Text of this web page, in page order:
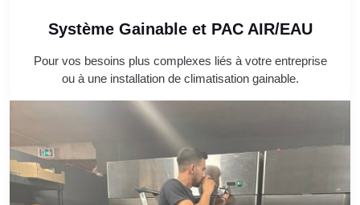
Système Gainable et PAC AIR/EAU
Pour vos besoins plus complexes liés à votre entreprise
ou à une installation de climatisation gainable.